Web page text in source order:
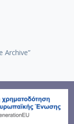
Archive”